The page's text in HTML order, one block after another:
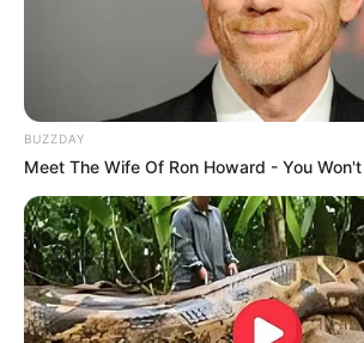
SMK Negeri 4 Malang
Universitas Negeri Malang Jurusan
Keluarga
Ayah: –
Ibu: –
BUZZDAY
Meet The Wife Of Ron Howard - You